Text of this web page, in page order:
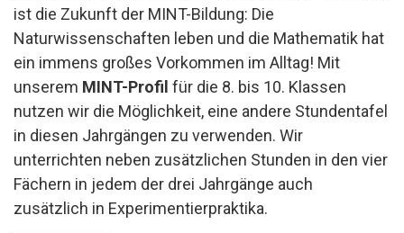
ist die Zukunft der MINT-Bildung: Die
Naturwissenschaften leben und die Mathematik hat
ein immens großes Vorkommen im Alltag! Mit
unserem MINT-Profil für die 8. bis 10. Klassen
nutzen wir die Möglichkeit, eine andere Stundentafel
in diesen Jahrgängen zu verwenden. Wir
unterrichten neben zusätzlichen Stunden in den vier
Fächern in jedem der drei Jahrgänge auch
zusätzlich in Experimentierpraktika.